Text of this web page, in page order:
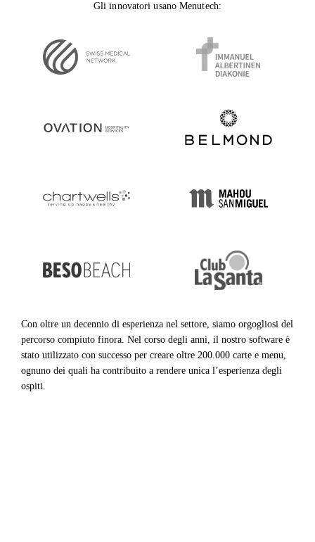
Gli innovatori usano Menutech:
Con oltre un decennio di esperienza nel settore, siamo orgogliosi del
percorso compiuto finora. Nel corso degli anni, il nostro software è
stato utilizzato con successo per creare oltre 200.000 carte e menu,
ognuno dei quali ha contribuito a rendere unica l’esperienza degli
ospiti.